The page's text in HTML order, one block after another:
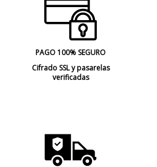
PAGO 100% SEGURO
Cifrado SSL y pasarelas
verificadas